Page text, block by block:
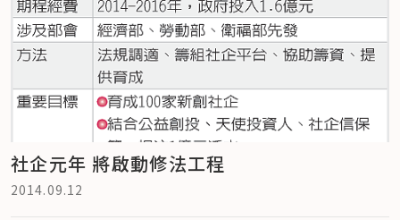
社企元年 將啟動修法工程
2014.09.12